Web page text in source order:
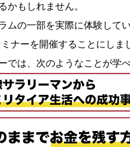
かもしれません。
ムの一部を実際に体験して
ナーを開催することにしま
では、次のようなことが学べ